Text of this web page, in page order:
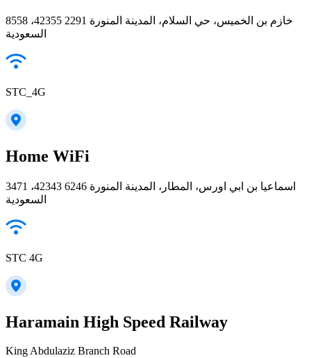
8558 خازم بن الخميس، حي السلام، المدينة المنورة 42355 2291،
السعودية
STC_4G
Home WiFi
3471 اسماعيا بن ابي اورس، المطار، المدينة المنورة 42343 6246،
السعودية
STC 4G
Haramain High Speed Railway
King Abdulaziz Branch Road